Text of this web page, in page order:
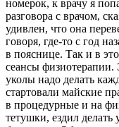
номерок, к врачу я
разговора с врачом,
удивлен, что она
говоря, где-то с год
в пояснице. Так и в
сеансы
уколы надо делать
стартовали майские
в процедурные и на
тетушки, ездил